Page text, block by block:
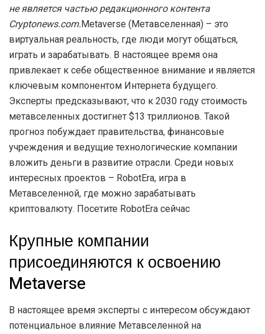
не является частью редакционного контента
Cryptonews.com. Metaverse (Метавселенная) – это
виртуальная реальность, где люди могут общаться,
играть и зарабатывать. В настоящее время она
привлекает к себе общественное внимание и является
ключевым компонентом Интернета будущего.
Эксперты предсказывают, что к 2030 году стоимость
метавселенных достигнет $13 триллионов. Такой
прогноз побуждает правительства, финансовые
учреждения и ведущие технологические компании
вложить деньги в развитие отрасли. Среди новых
интересных проектов – RobotEra, игра в
Метавселенной, где можно зарабатывать
криптовалюту. Посетите RobotEra сейчас
Крупные компании
присоединяются к освоению
Metaverse
В настоящее время эксперты с интересом обсуждают
потенциальное влияние Метавселенной на